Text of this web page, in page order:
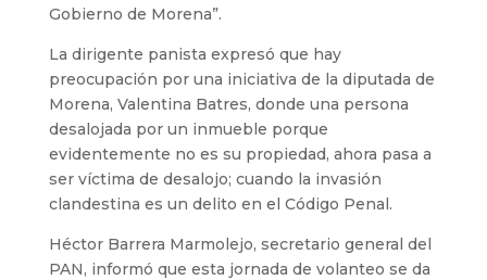
Gobierno de Morena”.
La dirigente panista expresó que hay
preocupación por una iniciativa de la diputada de
Morena, Valentina Batres, donde una persona
desalojada por un inmueble porque
evidentemente no es su propiedad, ahora pasa a
ser víctima de desalojo; cuando la invasión
clandestina es un delito en el Código Penal.
Héctor Barrera Marmolejo, secretario general del
PAN, informó que esta jornada de volanteo se da